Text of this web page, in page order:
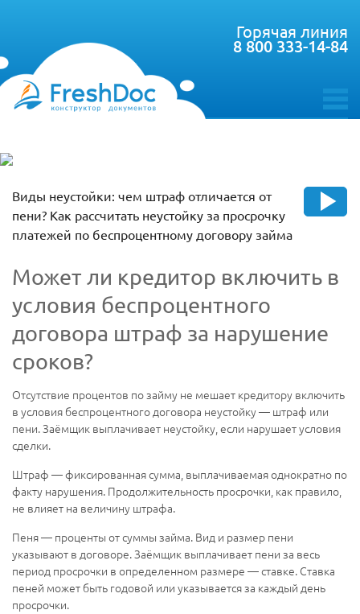
toggle
Горячая линия
8 800 333-14-84
Виды неустойки: чем штраф отличается от
пени? Как рассчитать неустойку за просрочку
платежей по беспроцентному договору займа
Может ли кредитор включить в
условия беспроцентного
договора штраф за нарушение
сроков?
Отсутствие процентов по займу не мешает кредитору включить
в условия беспроцентного договора неустойку — штраф или
пени. Заёмщик выплачивает неустойку, если нарушает условия
сделки.
Штраф — фиксированная сумма, выплачиваемая однократно по
факту нарушения. Продолжительность просрочки, как правило,
не влияет на величину штрафа.
Пеня — проценты от суммы займа. Вид и размер пени
указывают в договоре. Заёмщик выплачивает пени за весь
период просрочки в определенном размере — ставке. Ставка
пеней может быть годовой или указывается за каждый день
просрочки.